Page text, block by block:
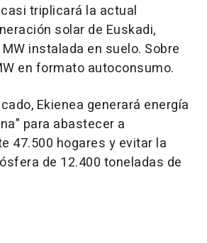
triplicará la actual
solar de Euskadi,
instalada en suelo. Sobre
en formato autoconsumo.
Ekienea generará energía
para abastecer a
47.500 hogares y evitar la
de 12.400 toneladas de